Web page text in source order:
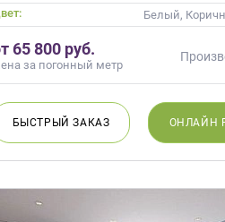
Салатовый, БирюзовыйБелый,
65 800 руб.
за погонный метр
БЫСТРЫЙЗАКАЗ ОНЛАЙН